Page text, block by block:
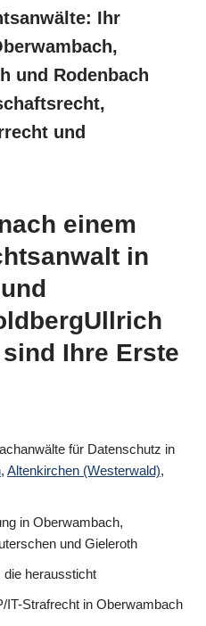
Ihr
und Rodenbach
und
einem
in
Ihre Erste
für Datenschutz in
, Altenkirchen (Westerwald),
in Oberwambach,
und Gieleroth
die heraussticht
IT-Strafrecht in Oberwambach